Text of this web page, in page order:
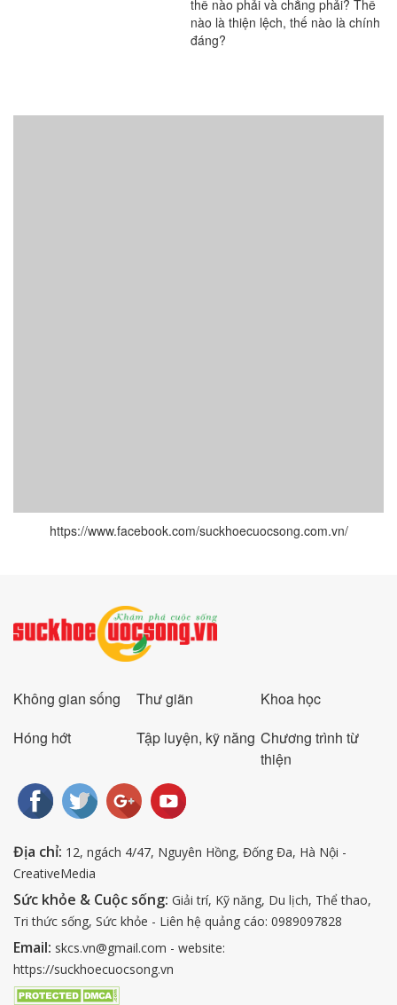
thế nào phải và chẳng phải? Thế
nào là thiện lệch, thế nào là chính
đáng?
https://www.facebook.com/suckhoecuocsong.com.vn/
Không gian sống Thư giãn
Khoa học
Hóng hớt
Tập luyện, kỹ năng Chương trình từ
thiện
Địa chỉ: 12, ngách 4/47, Nguyên Hồng, Đống Đa, Hà Nội -
CreativeMedia
Sức khỏe & Cuộc sống: Giải trí, Kỹ năng, Du lịch, Thể thao,
Tri thức sống, Sức khỏe - Liên hệ quảng cáo: 0989097828
Email: skcs.vn@gmail.com - website:
https://suckhoecuocsong.vn